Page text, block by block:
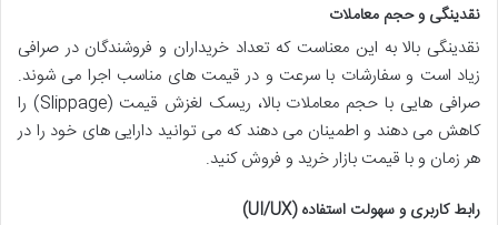
نقدینگی و حجم معاملات
نقدینگی بالا به این معناست که تعداد خریداران و فروشندگان در صرافی
زیاد است و سفارشات با سرعت و در قیمت های مناسب اجرا می شوند.
صرافی هایی با حجم معاملات بالا، ریسک لغزش قیمت (Slippage) را
کاهش می دهند و اطمینان می دهند که می توانید دارایی های خود را در
هر زمان و با قیمت بازار خرید و فروش کنید.
رابط کاربری و سهولت استفاده (UI/UX)